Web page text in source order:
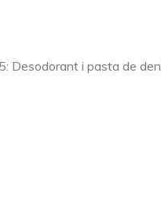
Desodorant i pasta de